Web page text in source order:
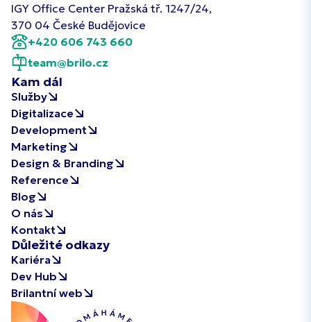
IGY Office Center Pražská tř. 1247/24,
370 04 České Budějovice
+420 606 743 660
team@brilo.cz
Kam dál
Služby
Digitalizace
Development
Marketing
Design & Branding
Reference
Blog
O nás
Kontakt
Důležité odkazy
Kariéra
Dev Hub
Brilantní web